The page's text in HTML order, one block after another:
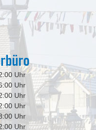
Uhr
Uhr
Uhr
Uhr
Uhr
Uhr